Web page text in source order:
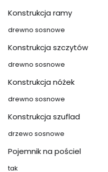
Konstrukcja ramy
drewno sosnowe
Konstrukcja szczytów
drewno sosnowe
Konstrukcja nóżek
drewno sosnowe
Konstrukcja szuflad
drzewo sosnowe
Pojemnik na pościel
tak